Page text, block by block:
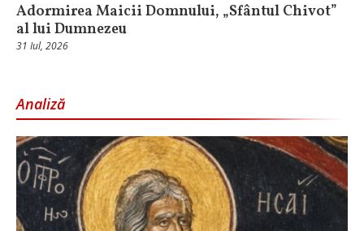
Adormirea Maicii Domnului, „Sfântul Chivot”
al lui Dumnezeu
31 Iul, 2026
Analiză